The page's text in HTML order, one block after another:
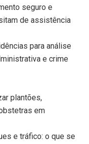
seguro e
de assistência
para análise
e crime
plantões,
em
e tráfico: o que se